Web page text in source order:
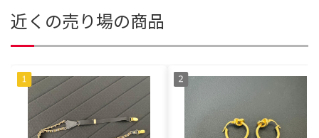
近くの売り場の商品